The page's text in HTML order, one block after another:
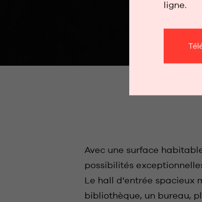
Avec une surface
possibilités
Le hall d’entrée spacieux
bibliothèque, un bureau,
ligne.